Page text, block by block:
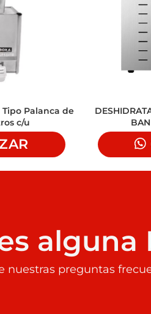
Palanca de
c/u
alguna
nuestras preguntas